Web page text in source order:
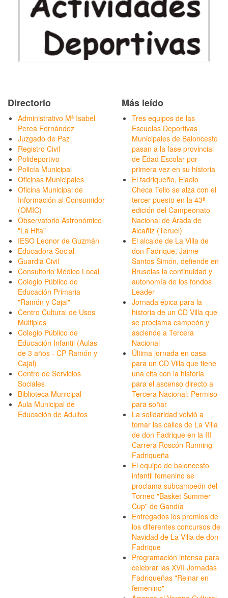
Directorio
Administrativo Mª Isabel
Perea Fernández
Juzgado de Paz
Registro Civil
Polideportivo
Policía Municipal
Oficinas Municipales
Oficina Municipal de
Información al Consumidor
(OMIC)
Observatorio Astronómico
"La Hita"
IESO Leonor de Guzmán
Educadora Social
Guardia Civil
Consultorio Médico Local
Colegio Público de
Educación Primaria
"Ramón y Cajal"
Centro Cultural de Usos
Múltiples
Colegio Público de
Educación Infantil (Aulas
de 3 años - CP Ramón y
Cajal)
Centro de Servicios
Sociales
Biblioteca Municipal
Aula Municipal de
Educación de Adultos
Más leído
Tres equipos de las
Escuelas Deportivas
Municipales de Baloncesto
pasan a la fase provincial
de Edad Escolar por
primera vez en su historia
El fadriqueño, Eladio
Checa Tello se alza con el
tercer puesto en la 43ª
edición del Campeonato
Nacional de Arada de
Alcañiz (Teruel)
El alcalde de La Villa de
don Fadrique, Jaime
Santos Simón, defiende en
Bruselas la continuidad y
autonomía de los fondos
Leader
Jornada épica para la
historia de un CD Villa que
se proclama campeón y
asciende a Tercera
Nacional
Última jornada en casa
para un CD Villa que tiene
una cita con la historia
para el ascenso directo a
Tercera Nacional: Permiso
para soñar
La solidaridad volvió a
tomar las calles de La Villa
de don Fadrique en la III
Carrera Roscón Running
Fadriqueña
El equipo de baloncesto
infantil femenino se
proclama subcampeón del
Torneo "Basket Summer
Cup" de Gandía
Entregados los premios de
los diferentes concursos de
Navidad de La Villa de don
Fadrique
Programación intensa para
celebrar las XVII Jornadas
Fadriqueñas "Reinar en
femenino"